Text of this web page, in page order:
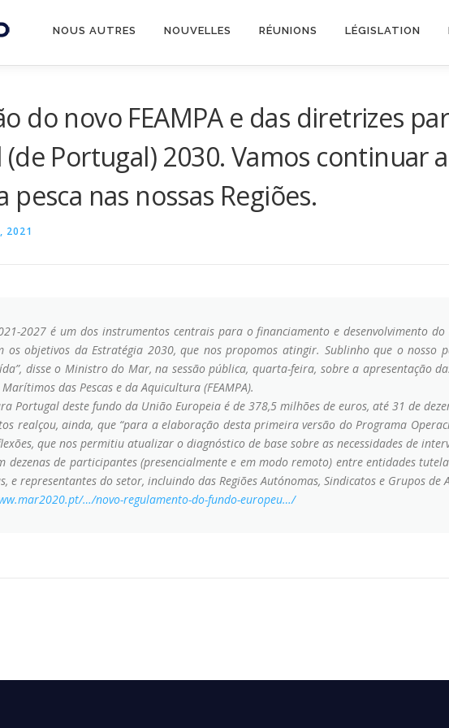
NOUS AUTRES NOUVELLES RÉUNIONS LÉGISLATION
do novo FEAMPA e das diretrizes
Portugal) 2030. Vamos continuar
pesca nas nossas Regiões.
2021
2027 é um dos instrumentos centrais para o financiamento e desenvolvimento
os objetivos da Estratégia 2030, que nos propomos atingir. Sublinho que o nosso
disse o Ministro do Mar, na sessão pública, quarta-feira, sobre a apresentação
das Pescas e da Aquicultura (FEAMPA).
deste fundo da União Europeia é de 378,5 milhões de euros, até 31 de
realçou, ainda, que “para a elaboração desta primeira versão do Programa
que nos permitiu atualizar o diagnóstico de base sobre as necessidades de
dezenas de participantes (presencialmente e em modo remoto) entre entidades
e representantes do setor, incluindo das Regiões Autónomas, Sindicatos e Grupos de
…/novo-regulamento-do-fundo-europeu…/